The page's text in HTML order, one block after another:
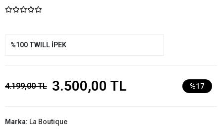
%100 TWILL İPEK
4.199,00 TL 3.500,00 TL %17
Marka: La Boutique